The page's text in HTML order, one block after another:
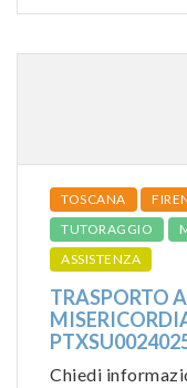
TOSCANA
TUTORAGGIO
ASSISTENZA
TRASPORTO
Chiedi